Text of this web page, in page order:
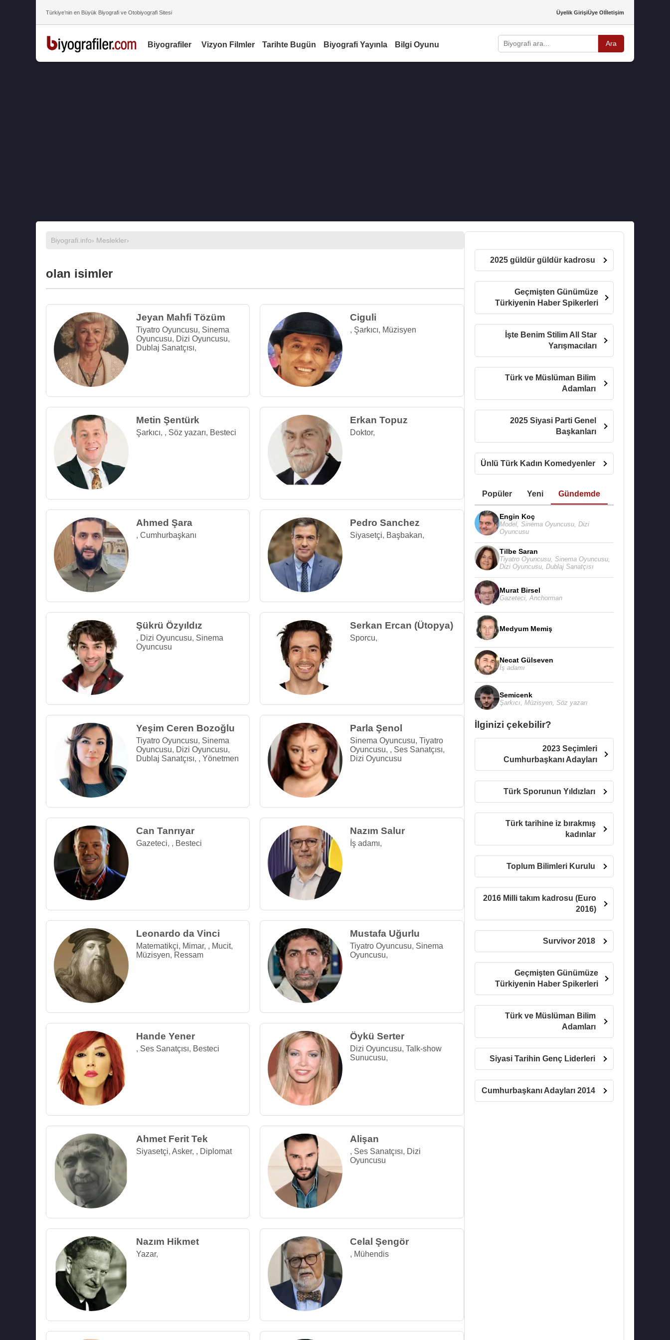
Türkiye’nin en Büyük Biyografi ve Otobiyografi Sitesi Üyelik GirişiÜye Olİletişim
Biyografiler Vizyon Filmler Tarihte Bugün Biyografi Yayınla Bilgi Oyunu Ara
Biyografi.info› Meslekler›
olan isimler
Jeyan Mahfi Tözüm
Tiyatro Oyuncusu, Sinema
Oyuncusu, Dizi Oyuncusu,
Dublaj Sanatçısı,
Ciguli
, Şarkıcı, Müzisyen
Metin Şentürk
Şarkıcı, , Söz yazarı, Besteci
Erkan Topuz
Doktor,
Ahmed Şara
, Cumhurbaşkanı
Pedro Sanchez
Siyasetçi, Başbakan,
Şükrü Özyıldız
, Dizi Oyuncusu, Sinema
Oyuncusu
Serkan Ercan (Ütopya)
Sporcu,
Yeşim Ceren Bozoğlu
Tiyatro Oyuncusu, Sinema
Oyuncusu, Dizi Oyuncusu,
Dublaj Sanatçısı, , Yönetmen
Parla Şenol
Sinema Oyuncusu,Tiyatro
Oyuncusu, , Ses Sanatçısı,
Dizi Oyuncusu
Can Tanrıyar
Gazeteci, , Besteci
Nazım Salur
İş adamı,
Leonardo da Vinci
Matematikçi, Mimar, , Mucit,
Müzisyen, Ressam
Mustafa Uğurlu
Tiyatro Oyuncusu, Sinema
Oyuncusu,
Hande Yener
, Ses Sanatçısı, Besteci
Öykü Serter
Dizi Oyuncusu,Talk-show
Sunucusu,
Ahmet Ferit Tek
Siyasetçi, Asker, , Diplomat
Alişan
, Ses Sanatçısı, Dizi
Oyuncusu
Nazım Hikmet
Yazar,
Celal Şengör
, Mühendis
2025 güldür güldür kadrosu
Geçmişten Günümüze
Türkiyenin Haber Spikerleri
İşte Benim Stilim All Star
Yarışmacıları
Türk ve Müslüman Bilim
Adamları
2025 Siyasi Parti Genel
Başkanları
Ünlü Türk Kadın Komedyenler
Popüler Yeni Gündemde
Engin Koç
Model, Sinema Oyuncusu, Dizi
Oyuncusu
Tilbe Saran
Tiyatro Oyuncusu, Sinema Oyuncusu,
Dizi Oyuncusu, Dublaj Sanatçısı
Murat Birsel
Gazeteci, Anchorman
Medyum Memiş
Necat Gülseven
İş adamı
Semicenk
Şarkıcı Müzisyen, Söz yazarı
İlginizi çekebilir?
2023 Seçimleri
Cumhurbaşkanı Adayları
Türk Sporunun Yıldızları
Türk tarihine iz bırakmış
kadınlar
Toplum Bilimleri Kurulu
2016 Milli takım kadrosu (Euro
2016)
Survivor 2018
Geçmişten Günümüze
Türkiyenin Haber Spikerleri
Türk ve Müslüman Bilim
Adamları
Siyasi Tarihin Genç Liderleri
Cumhurbaşkanı Adayları 2014